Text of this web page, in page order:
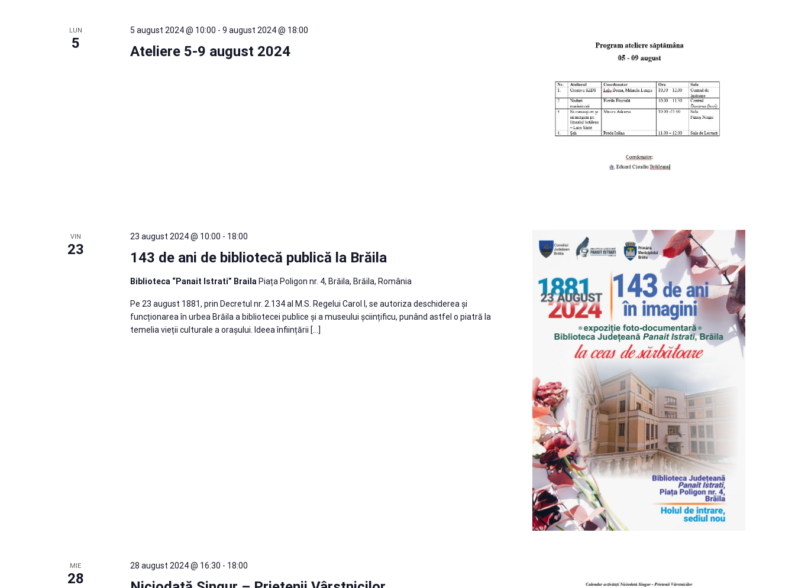
LUN
5 Ateliere 5-9 august 2024
5 august 2024 @ 10:00 - 9 august 2024 @ 18:00
VIN
23 143 de ani de bibliotecă publică la Brăila
23 august 2024 @ 10:00 - 18:00
Biblioteca “Panait Istrati” Braila Piața Poligon nr. 4, Brăila, Brăila, România
Pe 23 august 1881, prin Decretul nr. 2.134 al M.S. Regelui Carol I, se autoriza deschiderea și
funcționarea în urbea Brăila a bibliotecei publice și a museului șciințificu, punând astfel o piatră la
temelia vieții culturale a orașului. Ideea înființării […]
MIE
28
28 august 2024 @ 16:30 - 18:00